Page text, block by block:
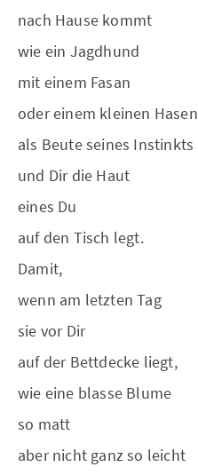
nach Hause kommt
wie ein Jagdhund
mit einem Fasan
oder einem kleinen Hasen
als Beute seines Instinkts
und Dir die Haut
eines Du
auf den Tisch legt.
Damit,
wenn am letzten Tag
sie vor Dir
auf der Bettdecke liegt,
wie eine blasse Blume
so matt
aber nicht ganz so leicht